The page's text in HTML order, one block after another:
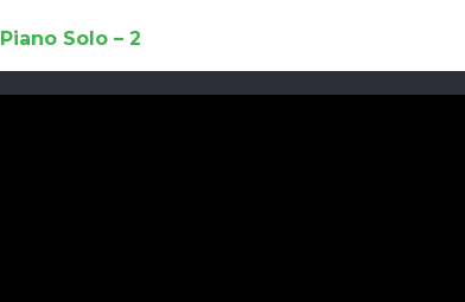
Piano Solo – 2